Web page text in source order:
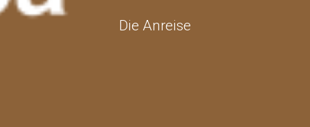
Die Anreise